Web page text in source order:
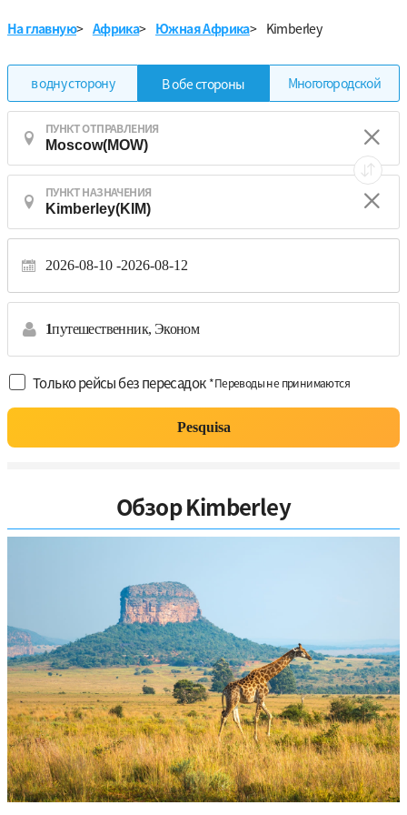
На главную> Африка> Южная Африка> Kimberley
в одну сторону В обе стороны Многогородской
ПУНКТ ОТПРАВЛЕНИЯ
ПУНКТ НАЗНАЧЕНИЯ
2026-08-10 2026-08-12
1путешественник, Эконом
Только рейсы без пересадок *Переводы не принимаются
Pesquisa
Обзор Kimberley